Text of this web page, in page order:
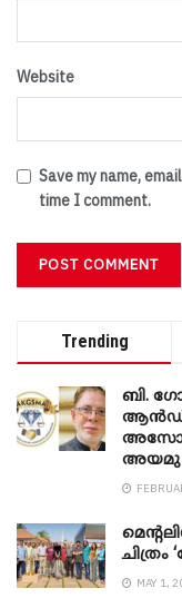
Website
Save my name,
time I comment.
Trending
ബി.
ആൻഡ്
അയമു
ചിത്രം
MAY 1,